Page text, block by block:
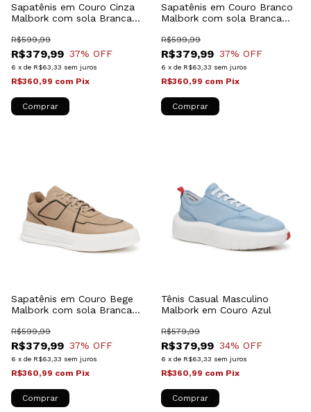
Sapatênis em Couro Cinza
Malbork com sola Branca
R$379,99
R$599,99
37% OFF
6 x de R$63,33 sem juros
R$360,99 com Pix
Comprar
Sapatênis em Couro Branco
Malbork com sola Branca
R$379,99
R$599,99
37% OFF
6 x de R$63,33 sem juros
R$360,99 com Pix
Comprar
Sapatênis em Couro Bege
Malbork com sola Branca
R$379,99
R$599,99
37% OFF
6 x de R$63,33 sem juros
R$360,99 com Pix
Comprar
Tênis Casual Masculino
Malbork em Couro Azul
R$379,99
R$579,99
34% OFF
6 x de R$63,33 sem juros
R$360,99 com Pix
Comprar